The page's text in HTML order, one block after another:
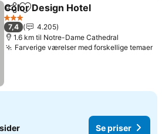
Del Føj til favoritter
Color Design Hotel
3 Stjerner
7,4
4.205
1.6 km til Notre-Dame Cathedral
Farverige værelser med forskellige temaer
Se priser